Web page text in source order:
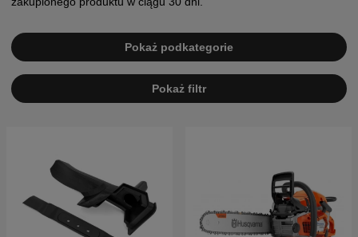
Pokaż podkategorie
Pokaż filtr